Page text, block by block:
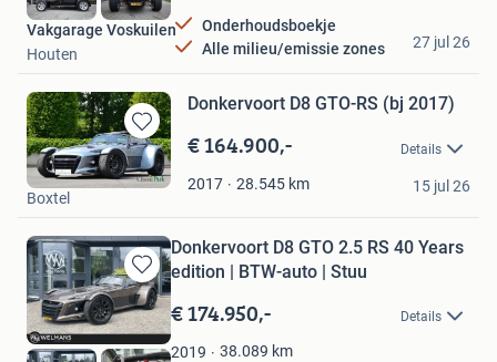
Onderhoudsboekje
Alle milieu/emissie zones
Vakgarage Voskuilen
Houten
27 jul 26
Bewaren
in
Mijn
Donkervoort D8 GTO-RS (bj 2017)
€ 164.900,- Details
2017 28.545 km
Classic Park
Boxtel
15 jul 26
Bewaren
in
Mijn
Favorieten
Donkervoort D8 GTO 2.5 RS 40 Years
edition | BTW-auto | Stuu
€ 174.950,- Details
2019 38.089 km